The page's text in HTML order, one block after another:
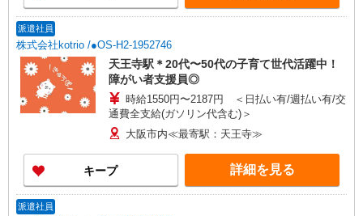
派遣社員
株式会社kotrio /●OS-H2-1952746
天王寺駅＊20代〜50代の子育て世代活躍中！
障がい者支援員◎
時給1550円〜2187円 ＜日払い有/週払い有/交
通費全支給(ガソリン代含む)＞
大阪市内≪最寄駅：天王寺≫
キープ 詳細を見る
派遣社員